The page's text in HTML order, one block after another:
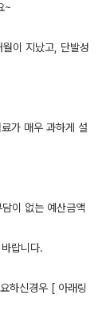
~
이 지났고, 단발성
가 매우 과하게 설
이 없는 예산금액
랍니다.
하신경우 [ 아래링